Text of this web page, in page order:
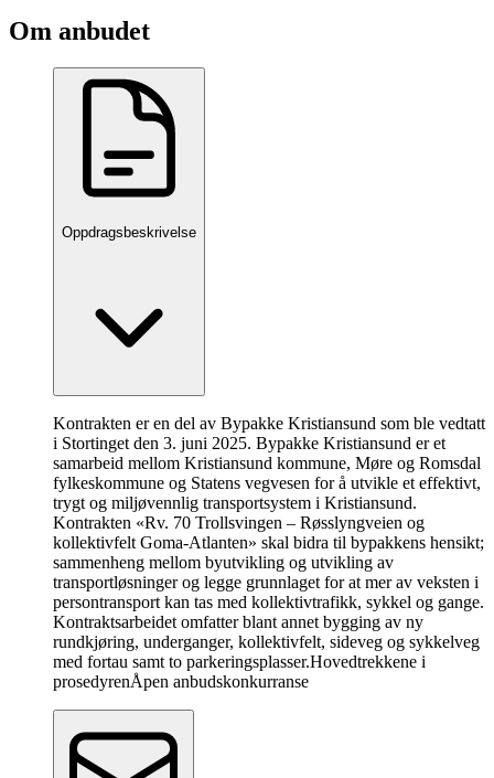
Om anbudet
Oppdragsbeskrivelse
Kontrakten er en del av Bypakke Kristiansund som ble vedtatt
i Stortinget den 3. juni 2025. Bypakke Kristiansund er et
samarbeid mellom Kristiansund kommune, Møre og Romsdal
fylkeskommune og Statens vegvesen for å utvikle et effektivt,
trygt og miljøvennlig transportsystem i Kristiansund.
Kontrakten «Rv. 70 Trollsvingen – Røsslyngveien og
kollektivfelt Goma-Atlanten» skal bidra til bypakkens hensikt;
sammenheng mellom byutvikling og utvikling av
transportløsninger og legge grunnlaget for at mer av veksten i
persontransport kan tas med kollektivtrafikk, sykkel og gange.
Kontraktsarbeidet omfatter blant annet bygging av ny
rundkjøring, underganger, kollektivfelt, sideveg og sykkelveg
med fortau samt to parkeringsplasser.Hovedtrekkene i
prosedyrenÅpen anbudskonkurranse